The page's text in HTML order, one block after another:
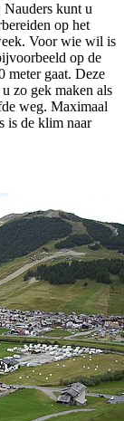
kunt u
op het
Voor wie wil is
op de
meter gaat. Deze
zo gek maken als
weg. Maximaal
is de klim naar